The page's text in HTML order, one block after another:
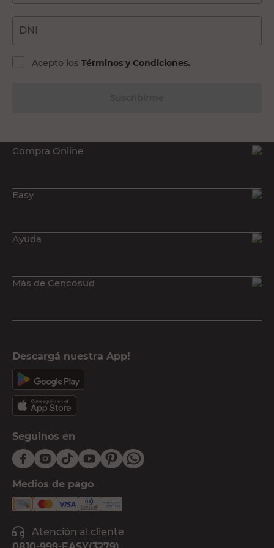
DNI
Acepto los Términos y Condiciones.
Compra Online
Easy
Ayuda
Más de Cencosud
Descargá nuestra App!
Seguinos en
Medios de pago
Atención al cliente